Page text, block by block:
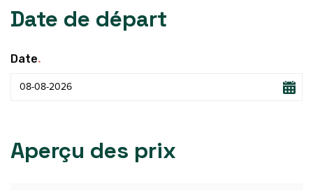
Date de départ
Date.
Aperçu des prix